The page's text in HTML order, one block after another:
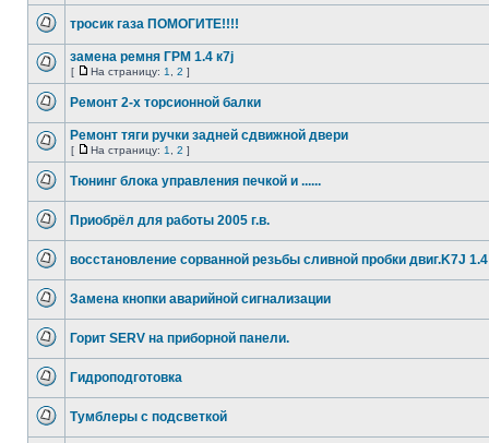
тросик газа ПОМОГИТЕ!!!!
замена ремня ГРМ 1.4 к7j
[ На страницу: 1 2 ]
Ремонт 2-х торсионной балки
Ремонт тяги ручки задней сдвижной двери
[ На страницу: 1 2 ]
Тюнинг блока управления печкой и ......
Приобрёл для работы 2005 г.в.
восстановление сорванной резьбы сливной пробки двиг.K7J 1.4
Замена кнопки аварийной сигнализации
Горит SERV на приборной панели.
Гидроподготовка
Тумблеры с подсветкой